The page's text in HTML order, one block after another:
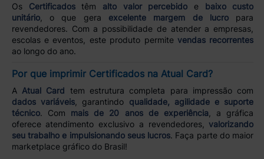
Os Certificadostêm alto valor percebido e baixo custo
unitário, o que gera excelente margem de lucropara
revendedores. Com a possibilidade de atender a empresas,
escolas e eventos, este produto permite vendas recorrentes
ao longo do ano.
Por que imprimir Certificados na Atual Card?
A Atual Card tem estrutura completa para impressão com
dados variáveis , garantindo qualidade, agilidade e suporte
técnico. Com mais de 20 anos de experiência, a gráfica
oferece atendimento exclusivo a revendedores,valorizando
seu trabalho e impulsionando seus lucros. Faça parte do maior
marketplace gráfico do Brasil!